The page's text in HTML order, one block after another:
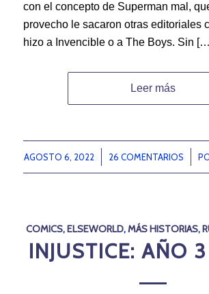
con el concepto de Superman mal,
provecho le sacaron otras editoriales
hizo a Invencible o a The Boys. Sin
Leer más
AGOSTO 6, 2022
/ 26 COMENTARIOS
/
COMICS,ELSEWORLD,MÁS HISTORIAS,
INJUSTICE: AÑO